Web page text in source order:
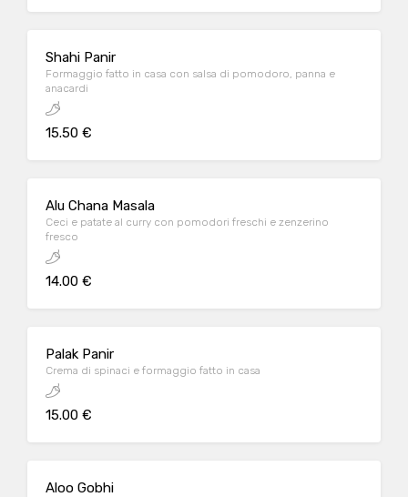
Shahi Panir
Formaggio fatto in casa con salsa di pomodoro, panna e
anacardi
15.50 €
Alu Chana Masala
Ceci e patate al curry con pomodori freschi e zenzerino
fresco
14.00 €
Palak Panir
Crema di spinaci e formaggio fatto in casa
15.00 €
Aloo Gobhi